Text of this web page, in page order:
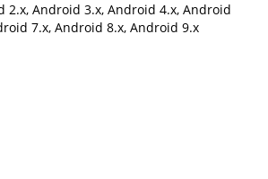
2.x, Android 3.x, Android 4.x, Android
7.x, Android 8.x, Android 9.x